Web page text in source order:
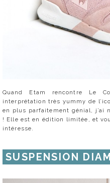
Quand Etam rencontre Le
interprétation très yummy de
en plus parfaitement génial, j’ai
! Elle est en édition limitée, et
intéresse.
SUSPENSION